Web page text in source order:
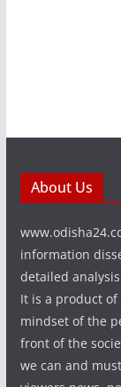
About Us
information
detailed
It is a product
mindset of the
front of the
we can and